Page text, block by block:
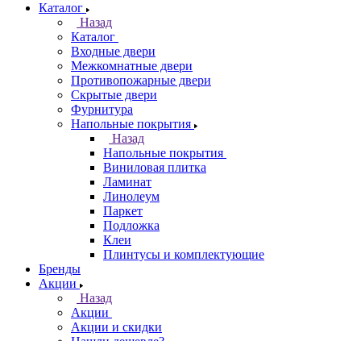
Каталог
Назад
Каталог
Входные двери
Межкомнатные двери
Противопожарные двери
Скрытые двери
Фурнитура
Напольные покрытия
Назад
Напольные покрытия
Виниловая плитка
Ламинат
Линолеум
Паркет
Подложка
Клеи
Плинтусы и комплектующие
Бренды
Акции
Назад
Акции
Акции и скидки